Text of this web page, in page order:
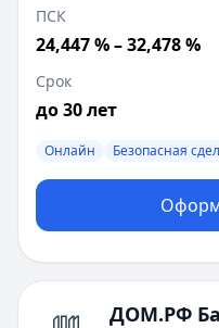
ПСК
24,447 % – 32,478 %
Срок
до 30 лет
Онлайн Безопасная
ДОМ.РФ